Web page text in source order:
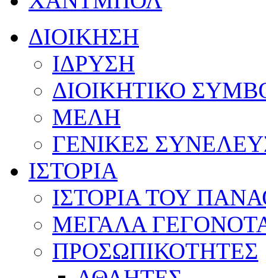
ΔΙΟΙΚΗΣΗ
ΙΔΡΥΣΗ
ΔΙΟΙΚΗΤΙΚΟ
ΜΕΛΗ
ΓΕΝΙΚΕΣ
ΙΣΤΟΡΙΑ
ΙΣΤΟΡΙΑ ΤΟΥ
ΜΕΓΑΛΑ
ΠΡΟΣΩΠΙΚΟΤΗΤΕΣ